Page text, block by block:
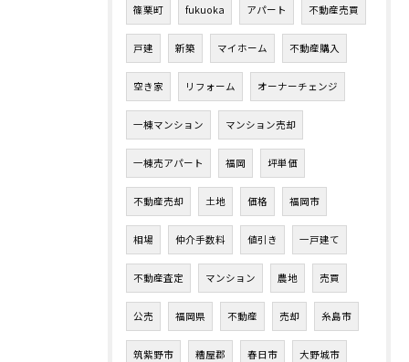
篠栗町 fukuoka アパート 不動産売買
戸建 新築 マイホーム 不動産購入
空き家 リフォーム オーナーチェンジ
一棟マンション マンション売却
一棟売アパート 福岡 坪単価
不動産売却 土地 価格 福岡市
相場 仲介手数料 値引き 一戸建て
不動産査定 マンション 農地 売買
公売 福岡県 不動産 売却 糸島市
筑紫野市 糟屋郡 春日市 大野城市